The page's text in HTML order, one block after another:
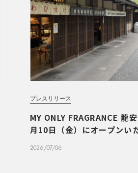
プレスリリース
MY ONLY FRAGRANCE 龍
月10日（金）にオープンい
2026/07/06